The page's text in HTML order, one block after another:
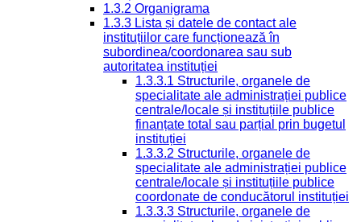
1.3.2 Organigrama
1.3.3 Lista și datele de contact ale
instituțiilor care funcționează în
subordinea/coordonarea sau sub
autoritatea instituției
1.3.3.1 Structurile, organele de
specialitate ale administrației publice
centrale/locale și instituțiile publice
finanțate total sau parțial prin bugetul
instituției
1.3.3.2 Structurile, organele de
specialitate ale administrației publice
centrale/locale și instituțiile publice
coordonate de conducătorul instituției
1.3.3.3 Structurile, organele de